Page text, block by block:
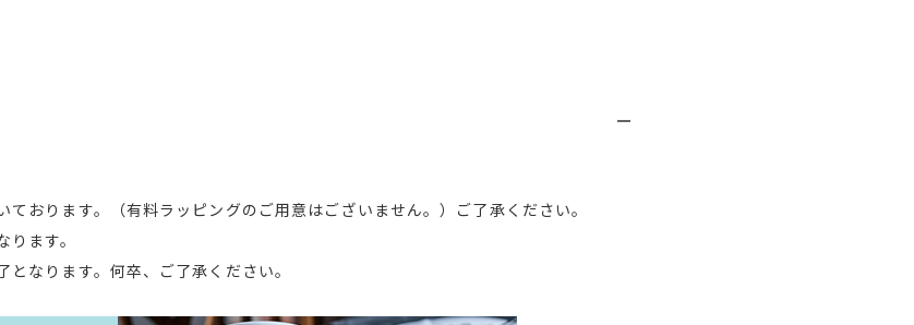
おります。（有料ラッピングのご用意はございません。）ご了承ください。
ます。
なります。何卒、ご了承ください。